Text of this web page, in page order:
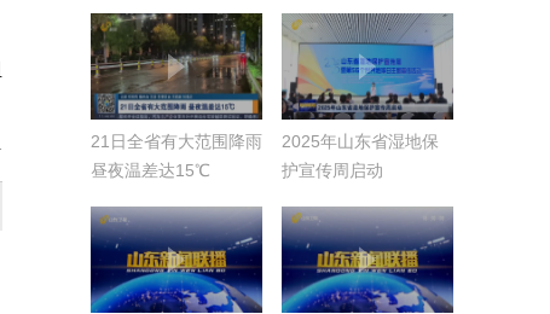
21日全省有大范围降雨
昼夜温差达15℃
2025年山东省湿地保
护宣传周启动